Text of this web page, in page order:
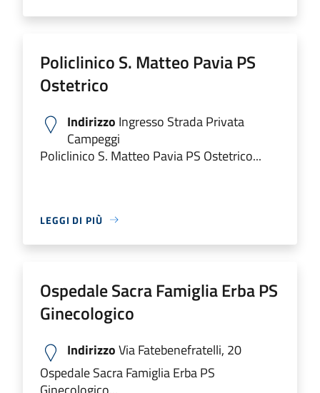
Policlinico S. Matteo Pavia PS
Ostetrico
Indirizzo Ingresso Strada Privata
Campeggi
Policlinico S. Matteo Pavia PS Ostetrico...
LEGGI DI PIÙ
Ospedale Sacra Famiglia Erba PS
Ginecologico
IndirizzoVia Fatebenefratelli, 20
Ospedale Sacra Famiglia Erba PS